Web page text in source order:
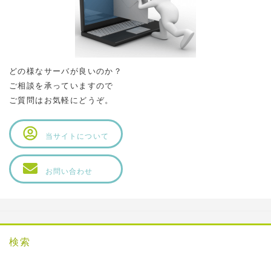
どの様なサーバが良いのか？
ご相談を承っていますので
ご質問はお気軽にどうぞ。
当サイトについて
お問い合わせ
検索